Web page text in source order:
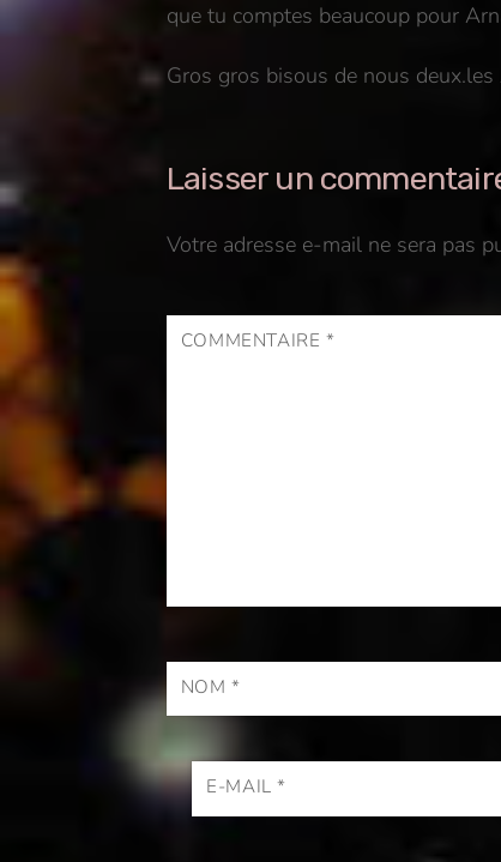
que tu comptes beaucoup pour
Gros gros bisous de nous deux.les
Laisser un
Votre adresse e-mail ne sera pas
COMMENTAIRE*
NOM*
E-MAIL*